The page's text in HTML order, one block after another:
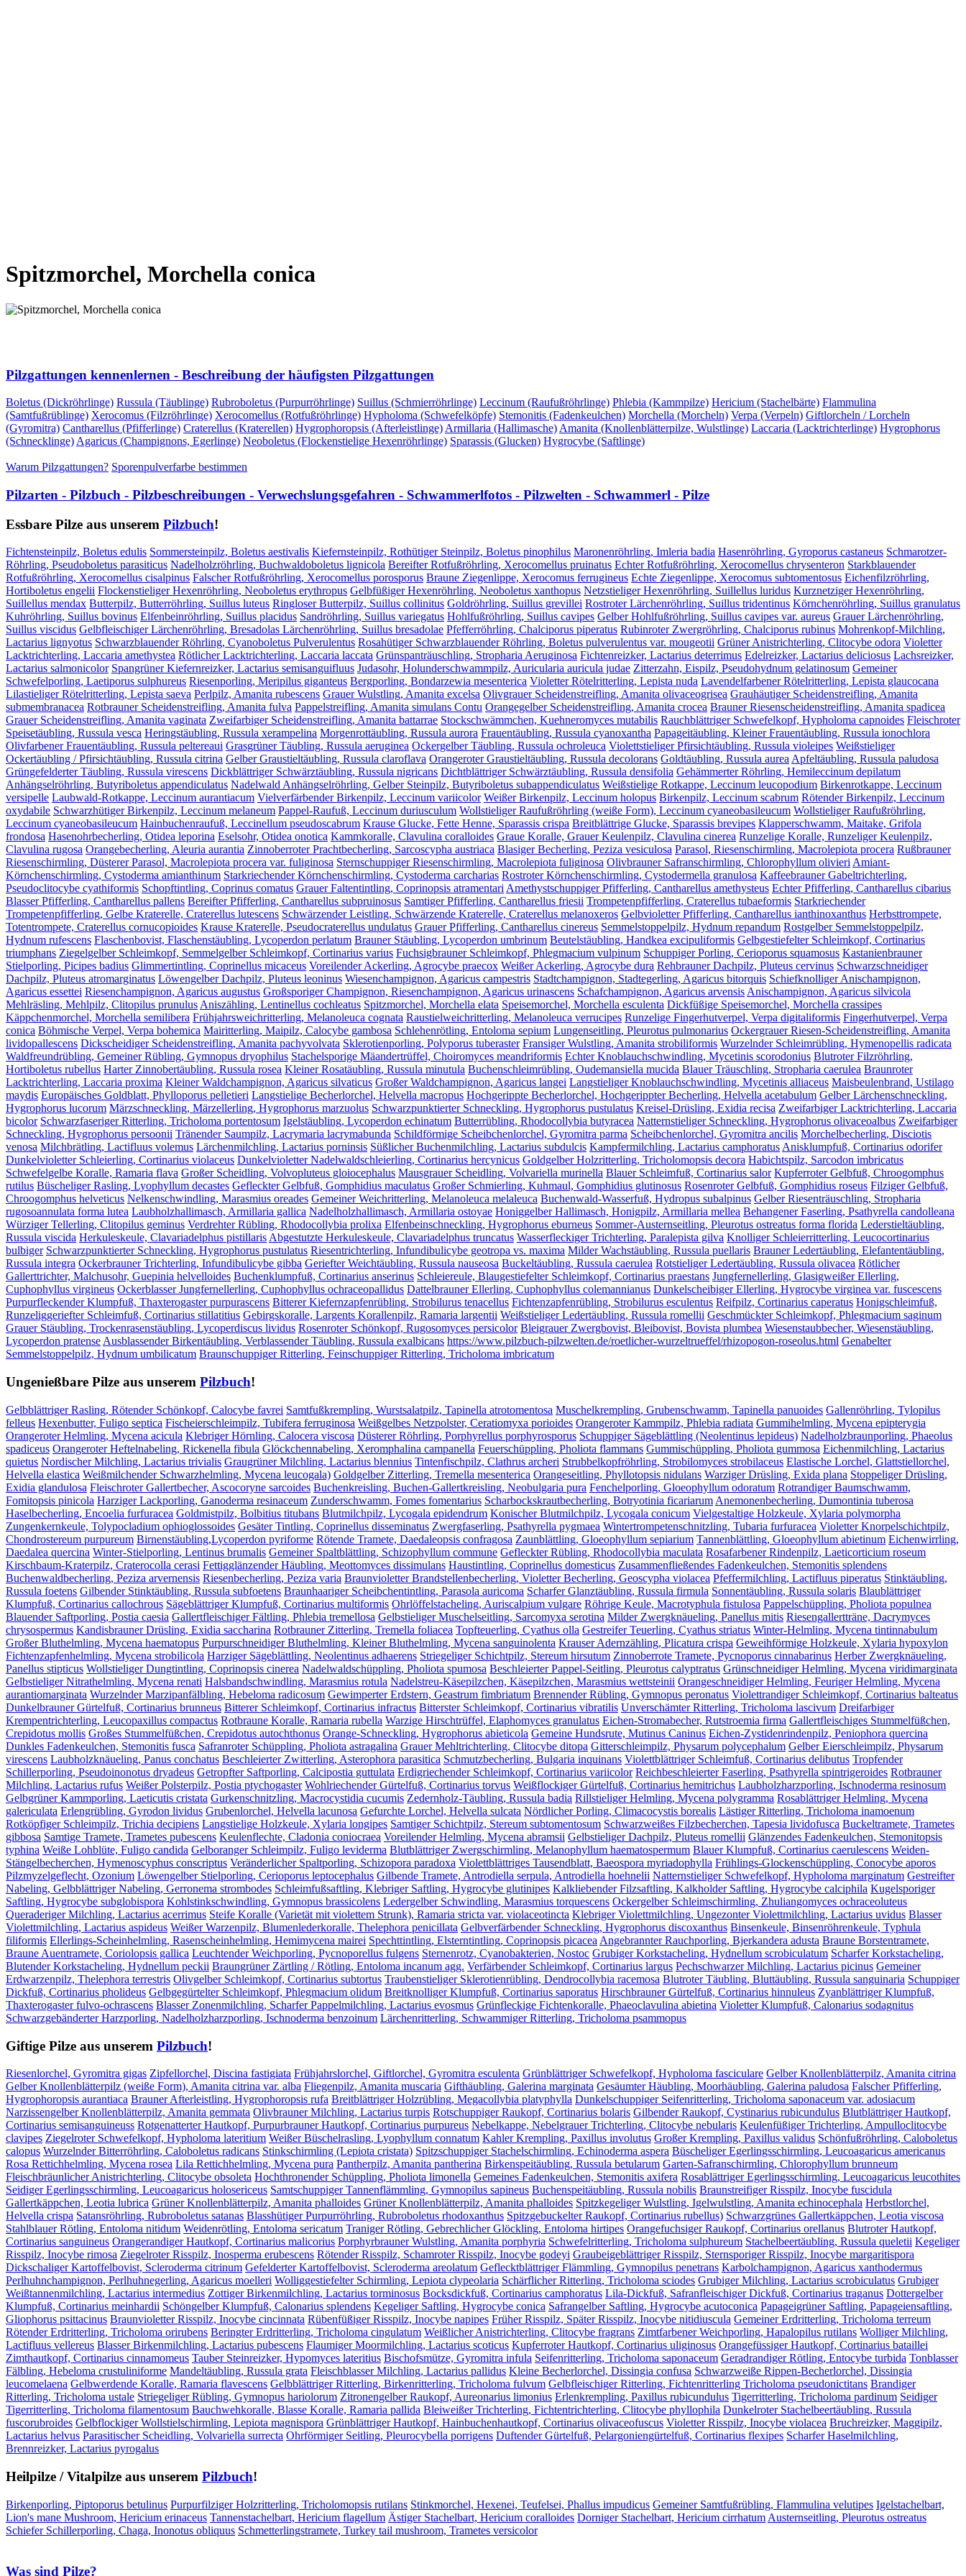
Spitzmorchel, Morchella conica
Pilzgattungen kennenlernen - Beschreibung der häufigsten Pilzgattungen
Boletus (Dickröhrlinge) Russula (Täublinge) Rubroboletus (Purpurröhrlinge) Suillus (Schmierröhrlinge) Leccinum (Raufußröhrlinge) Phlebia (Kammpilze) Hericium (Stachelbärte) Flammulina
(Samtfußrüblinge) Xerocomus (Filzröhrlinge) Xerocomellus (Rotfußröhrlinge) Hypholoma (Schwefelköpfe) Stemonitis (Fadenkeulchen) Morchella (Morcheln) Verpa (Verpeln) Giftlorcheln / Lorcheln
(Gyromitra) Cantharellus (Pfifferlinge) Craterellus (Kraterellen) Hygrophoropsis (Afterleistlinge) Armillaria (Hallimasche) Amanita (Knollenblätterpilze, Wulstlinge) Laccaria (Lacktrichterlinge) Hygrophorus
(Schnecklinge) Agaricus (Champignons, Egerlinge) Neoboletus (Flockenstielige Hexenröhrlinge) Sparassis (Glucken) Hygrocybe (Saftlinge)
Warum Pilzgattungen? Sporenpulverfarbe bestimmen
Pilzarten - Pilzbuch - Pilzbeschreibungen - Verwechslungsgefahren - Schwammerlfotos - Pilzwelten - Schwammerl - Pilze
Essbare Pilze aus unserem Pilzbuch!
Fichtensteinpilz, Boletus edulis Sommersteinpilz, Boletus aestivalis Kiefernsteinpilz, Rothütiger Steinpilz, Boletus pinophilus Maronenröhrling, Imleria badia Hasenröhrling, Gyroporus castaneus Schmarotzer-
Röhrling, Pseudoboletus parasiticus Nadelholzröhrling, Buchwaldoboletus lignicola Bereifter Rotfußröhrling, Xerocomellus pruinatus Echter Rotfußröhrling, Xerocomellus chrysenteron Starkblauender
Rotfußröhrling, Xerocomellus cisalpinus Falscher Rotfußröhrling, Xerocomellus porosporus Braune Ziegenlippe, Xerocomus ferrugineus Echte Ziegenlippe, Xerocomus subtomentosus Eichenfilzröhrling,
Hortiboletus engelii Flockenstieliger Hexenröhrling, Neoboletus erythropus Gelbfüßiger Hexenröhrling, Neoboletus xanthopus Netzstieliger Hexenröhrling, Suillellus luridus Kurznetziger Hexenröhrling,
Suillellus mendax Butterpilz, Butterröhrling, Suillus luteus Ringloser Butterpilz, Suillus collinitus Goldröhrling, Suillus grevillei Rostroter Lärchenröhrling, Suillus tridentinus Körnchenröhrling, Suillus granulatus
Kuhröhrling, Suillus bovinus Elfenbeinröhrling, Suillus placidus Sandröhrling, Suillus variegatus Hohlfußröhrling, Suillus cavipes Gelber Hohlfußröhrling, Suillus cavipes var. aureus Grauer Lärchenröhrling,
Suillus viscidus Gelbfleischiger Lärchenröhrling, Bresadolas Lärchenröhrling, Suillus bresadolae Pfefferröhrling, Chalciporus piperatus Rubinroter Zwergröhrling, Chalciporus rubinus Mohrenkopf-Milchling,
Lactarius lignyotus Schwarzblauender Röhrling, Cyanoboletus Pulverulentus Rosahütiger Schwarzblauender Röhrling, Boletus pulverulentus var. mougeotii Grüner Anistrichterling, Clitocybe odora Violetter
Lacktrichterling, Laccaria amethystea Rötlicher Lacktrichterling, Laccaria laccata Grünspanträuschling, Stropharia Aeruginosa Fichtenreizker, Lactarius deterrimus Edelreizker, Lactarius deliciosus Lachsreizker,
Lactarius salmonicolor Spangrüner Kiefernreizker, Lactarius semisanguifluus Judasohr, Holunderschwammpilz, Auricularia auricula judae Zitterzahn, Eispilz, Pseudohydnum gelatinosum Gemeiner
Schwefelporling, Laetiporus sulphureus Riesenporling, Meripilus giganteus Bergporling, Bondarzewia mesenterica Violetter Rötelritterling, Lepista nuda Lavendelfarbener Rötelritterling, Lepista glaucocana
Lilastieliger Rötelritterling, Lepista saeva Perlpilz, Amanita rubescens Grauer Wulstling, Amanita excelsa Olivgrauer Scheidenstreifling, Amanita olivaceogrisea Grauhäutiger Scheidenstreifling, Amanita
submembranacea Rotbrauner Scheidenstreifling, Amanita fulva Pappelstreifling, Amanita simulans Contu Orangegelber Scheidenstreifling, Amanita crocea Brauner Riesenscheidenstreifling, Amanita spadicea
Grauer Scheidenstreifling, Amanita vaginata Zweifarbiger Scheidenstreifling, Amanita battarrae Stockschwämmchen, Kuehneromyces mutabilis Rauchblättriger Schwefelkopf, Hypholoma capnoides Fleischroter
Speisetäubling, Russula vesca Heringstäubling, Russula xerampelina Morgenrottäubling, Russula aurora Frauentäubling, Russula cyanoxantha Papageitäubling, Kleiner Frauentäubling, Russula ionochlora
Olivfarbener Frauentäubling, Russula peltereaui Grasgrüner Täubling, Russula aeruginea Ockergelber Täubling, Russula ochroleuca Violettstieliger Pfirsichtäubling, Russula violeipes Weißstieliger
Ockertäubling / Pfirsichtäubling, Russula citrina Gelber Graustieltäubling, Russula claroflava Orangeroter Graustieltäubling, Russula decolorans Goldtäubling, Russula aureaApfeltäubling, Russula paludosa
Grüngefelderter Täubling, Russula virescens Dickblättriger Schwärztäubling, Russula nigricans Dichtblättriger Schwärztäubling, Russula densifolia Gehämmerter Röhrling, Hemileccinum depilatum
Anhängselröhrling, Butyriboletus appendiculatus Nadelwald Anhängselröhrling, Gelber Steinpilz, Butyriboletus subappendiculatus Weißstielige Rotkappe, Leccinum leucopodium Birkenrotkappe, Leccinum
versipelle Laubwald-Rotkappe, Leccinum aurantiacum Vielverfärbender Birkenpilz, Leccinum variicolor Weißer Birkenpilz, Leccinum holopus Birkenpilz, Leccinum scabrum Rötender Birkenpilz, Leccinum
oxydabile Schwarzhütiger Birkenpilz, Leccinum melaneum Pappel-Raufuß, Leccinum duriusculum Wollstieliger Raufußröhrling (weiße Form), Leccinum cyaneobasileucum Wollstieliger Raufußröhrling,
Leccinum cyaneobasileucum Hainbuchenraufuß, Leccinellum pseudoscabrum Krause Glucke, Fette Henne, Sparassis crispa Breitblättrige Glucke, Sparassis brevipes Klapperschwamm, Maitake, Grifola
frondosa Hasenohrbecherling, Otidea leporina Eselsohr, Otidea onotica Kammkoralle, Clavulina coralloides Graue Koralle, Grauer Keulenpilz, Clavulina cinerea Runzelige Koralle, Runzeliger Keulenpilz,
Clavulina rugosa Orangebecherling, Aleuria aurantia Zinnoberroter Prachtbecherling, Sarcoscypha austriaca Blasiger Becherling, Peziza vesiculosa Parasol, Riesenschirmling, Macrolepiota procera Rußbrauner
Riesenschirmling, Düsterer Parasol, Macrolepiota procera var. fuliginosa Sternschuppiger Riesenschirmling, Macrolepiota fuliginosa Olivbrauner Safranschirmling, Chlorophyllum olivieriAmiant-
Körnchenschirmling, Cystoderma amianthinum Starkriechender Körnchenschirmling, Cystoderma carcharias Rostroter Körnchenschirmling, Cystodermella granulosa Kaffeebrauner Gabeltrichterling,
Pseudoclitocybe cyathiformis Schopftintling, Coprinus comatus Grauer Faltentintling, Coprinopsis atramentariAmethystschuppiger Pfifferling, Cantharellus amethysteus Echter Pfifferling, Cantharellus cibarius
Blasser Pfifferling, Cantharellus pallens Bereifter Pfifferling, Cantharellus subpruinosus Samtiger Pfifferling, Cantharellus friesii Trompetenpfifferling, Craterellus tubaeformis Starkriechender
Trompetenpfifferling, Gelbe Kraterelle, Craterellus lutescens Schwärzender Leistling, Schwärzende Kraterelle, Craterellus melanoxeros Gelbvioletter Pfifferling, Cantharellus ianthinoxanthus Herbsttrompete,
Totentrompete, Craterellus cornucopioides Krause Kraterelle, Pseudocraterellus undulatus Grauer Pfifferling, Cantharellus cinereus Semmelstoppelpilz, Hydnum repandum Rostgelber Semmelstoppelpilz,
Hydnum rufescens Flaschenbovist, Flaschenstäubling, Lycoperdon perlatum Brauner Stäubling, Lycoperdon umbrinum Beutelstäubling, Handkea excipuliformis Gelbgestiefelter Schleimkopf, Cortinarius
triumphans Ziegelgelber Schleimkopf, Semmelgelber Schleimkopf, Cortinarius varius Fuchsigbrauner Schleimkopf, Phlegmacium vulpinum Schuppiger Porling, Cerioporus squamosus Kastanienbrauner
Stielporling, Picipes badius Glimmertintling, Coprinellus micaceus Voreilender Ackerling, Agrocybe praecox Weißer Ackerling, Agrocybe dura Rehbrauner Dachpilz, Pluteus cervinus Schwarzschneidiger
Dachpilz, Pluteus atromarginatus Löwengelber Dachpilz, Pluteus leoninus Wiesenchampignon, Agaricus campestris Stadtchampignon, Stadtegerling, Agaricus bitorquis Schiefknolliger Anischampignon,
Agaricus essettei Riesenchampignon, Agaricus augustus Großsporiger Champignon, Riesenchampignon, Agaricus urinascens Schafchampignon, Agaricus arvensisAnischampignon, Agaricus silvicola
Mehlräsling, Mehlpilz, Clitopilus prunulusAniszähling, Lentinellus cochleatus Spitzmorchel, Morchella elata Speisemorchel, Morchella esculenta Dickfüßige Speisemorchel, Morchella crassipes
Käppchenmorchel, Morchella semilibera Frühjahrsweichritterling, Melanoleuca cognata Raustielweichritterling, Melanoleuca verrucipes Runzelige Fingerhutverpel, Verpa digitaliformis Fingerhutverpel, Verpa
conica Böhmische Verpel, Verpa bohemica Mairitterling, Maipilz, Calocybe gambosa Schlehenrötling, Entoloma sepium Lungenseitling, Pleurotus pulmonarius Ockergrauer Riesen-Scheidenstreifling, Amanita
lividopallescens Dickscheidiger Scheidenstreifling, Amanita pachyvolvata Sklerotienporling, Polyporus tuberaster Fransiger Wulstling, Amanita strobiliformis Wurzelnder Schleimrübling, Hymenopellis radicata
Waldfreundrübling, Gemeiner Rübling, Gymnopus dryophilus Stachelsporige Mäandertrüffel, Choiromyces meandriformis Echter Knoblauchschwindling, Mycetinis scorodonius Blutroter Filzröhrling,
Hortiboletus rubellus Harter Zinnobertäubling, Russula rosea Kleiner Rosatäubling, Russula minutula Buchenschleimrübling, Oudemansiella mucida Blauer Träuschling, Stropharia caerulea Braunroter
Lacktrichterling, Laccaria proxima Kleiner Waldchampignon, Agaricus silvaticus Großer Waldchampignon, Agaricus langei Langstieliger Knoblauchschwindling, Mycetinis alliaceus Maisbeulenbrand, Ustilago
maydis Europäisches Goldblatt, Phylloporus pelletieri Langstielige Becherlorchel, Helvella macropus Hochgerippte Becherlorchel, Hochgerippter Becherling, Helvella acetabulum Gelber Lärchenschneckling,
Hygrophorus lucorum Märzschneckling, Märzellerling, Hygrophorus marzuolus Schwarzpunktierter Schneckling, Hygrophorus pustulatus Kreisel-Drüsling, Exidia recisa Zweifarbiger Lacktrichterling, Laccaria
bicolor Schwarzfaseriger Ritterling, Tricholoma portentosum Igelstäubling, Lycoperdon echinatum Butterrübling, Rhodocollybia butyracea Natternstieliger Schneckling, Hygrophorus olivaceoalbus Zweifarbiger
Schneckling, Hygrophorus persoonii Tränender Saumpilz, Lacrymaria lacrymabunda Schildförmige Scheibchenlorchel, Gyromitra parma Scheibchenlorchel, Gyromitra ancilis Morchelbecherling, Disciotis
venosa Milchbrätling, Lactifluus volemus Lärchenmilchling, Lactarius porninsis Süßlicher Buchenmilchling, Lactarius subdulcis Kampfermilchling, Lactarius camphoratusAnisklumpfuß, Cortinarius odorifer
Dunkelvioletter Schleierling, Cortinarius violaceus Dunkelvioletter Nadelwaldschleierling, Cortinarius hercynicus Goldgelber Holzritterling, Tricholomopsis decora Habichtspilz, Sarcodon imbricatus
Schwefelgelbe Koralle, Ramaria flava Großer Scheidling, Volvopluteus gloiocephalus Mausgrauer Scheidling, Volvariella murinella Blauer Schleimfuß, Cortinarius salor Kupferroter Gelbfuß, Chroogomphus
rutilus Büscheliger Rasling, Lyophyllum decastes Gefleckter Gelbfuß, Gomphidius maculatus Großer Schmierling, Kuhmaul, Gomphidius glutinosus Rosenroter Gelbfuß, Gomphidius roseus Filziger Gelbfuß,
Chroogomphus helveticus Nelkenschwindling, Marasmius oreades Gemeiner Weichritterling, Melanoleuca melaleuca Buchenwald-Wasserfuß, Hydropus subalpinus Gelber Riesenträuschling, Stropharia
rugosoannulata forma lutea Laubholzhallimasch, Armillaria gallica Nadelholzhallimasch, Armillaria ostoyae Honiggelber Hallimasch, Honigpilz, Armillaria mellea Behangener Faserling, Psathyrella candolleana
Würziger Tellerling, Clitopilus geminus Verdrehter Rübling, Rhodocollybia prolixa Elfenbeinschneckling, Hygrophorus eburneus Sommer-Austernseitling, Pleurotus ostreatus forma florida Lederstieltäubling,
Russula viscida Herkuleskeule, Clavariadelphus pistillarisAbgestutzte Herkuleskeule, Clavariadelphus truncatus Wasserfleckiger Trichterling, Paralepista gilva Knolliger Schleierritterling, Leucocortinarius
bulbiger Schwarzpunktierter Schneckling, Hygrophorus pustulatus Riesentrichterling, Infundibulicybe geotropa vs. maxima Milder Wachstäubling, Russula puellaris Brauner Ledertäubling, Elefantentäubling,
Russula integra Ockerbrauner Trichterling, Infundibulicybe gibba Geriefter Weichtäubling, Russula nauseosa Buckeltäubling, Russula caerulea Rotstieliger Ledertäubling, Russula olivacea Rötlicher
Gallerttrichter, Malchusohr, Guepinia helvelloides Buchenklumpfuß, Cortinarius anserinus Schleiereule, Blaugestiefelter Schleimkopf, Cortinarius praestans Jungfernellerling, Glasigweißer Ellerling,
Cuphophyllus virgineus Ockerblasser Jungfernellerling, Cuphophyllus ochraceopallidus Dattelbrauner Ellerling, Cuphophyllus colemannianus Dunkelscheibiger Ellerling, Hygrocybe virginea var. fuscescens
Purpurfleckender Klumpfuß, Thaxterogaster purpurascens Bitterer Kiefernzapfenrübling, Strobilurus tenacellus Fichtenzapfenrübling, Strobilurus esculentus Reifpilz, Cortinarius caperatus Honigschleimfuß,
Runzeliggeriefter Schleimfuß, Cortinarius stillatitius Gebirgskoralle, Largents Korallenpilz, Ramaria largentii Weißstieliger Ledertäubling, Russula romellii Geschmückter Schleimkopf, Phlegmacium saginum
Grauer Stäubling, Trockenrasenstäubling, Lycoperdiscus lividus Rosenroter Schönkopf, Rugosomyces persicolor Bleigrauer Zwergbovist, Bleibovist, Bovista plumbea Wiesenstaubbecher, Wiesenstäubling,
Lycoperdon pratenseAusblassender Birkentäubling, Verblassender Täubling, Russula exalbicans https://www.pilzbuch-pilzwelten.de/roetlicher-wurzeltrueffel/rhizopogon-roseolus.html Genabelter
Semmelstoppelpilz, Hydnum umbilicatum Braunschuppiger Ritterling, Feinschuppiger Ritterling, Tricholoma imbricatum
Ungenießbare Pilze aus unserem Pilzbuch!
Gelbblättriger Rasling, Rötender Schönkopf, Calocybe favrei Samtfußkrempling, Wurstsalatpilz, Tapinella atrotomentosa Muschelkrempling, Grubenschwamm, Tapinella panuoides Gallenröhrling, Tylopilus
felleus Hexenbutter, Fuligo septica Fischeierschleimpilz, Tubifera ferruginosa Weißgelbes Netzpolster, Ceratiomyxa porioides Orangeroter Kammpilz, Phlebia radiata Gummihelmling, Mycena epipterygia
Orangeroter Helmling, Mycena acicula Klebriger Hörnling, Calocera viscosa Düsterer Röhrling, Porphyrellus porphyrosporus Schuppiger Sägeblättling (Neolentinus lepideus) Nadelholzbraunporling, Phaeolus
spadiceus Orangeroter Heftelnabeling, Rickenella fibula Glöckchennabeling, Xeromphalina campanella Feuerschüppling, Pholiota flammans Gummischüppling, Pholiota gummosa Eichenmilchling, Lactarius
quietus Nordischer Milchling, Lactarius trivialis Graugrüner Milchling, Lactarius blennius Tintenfischpilz, Clathrus archeri Strubbelkopfröhrling, Strobilomyces strobilaceus Elastische Lorchel, Glattstiellorchel,
Helvella elastica Weißmilchender Schwarzhelmling, Mycena leucogala) Goldgelber Zitterling, Tremella mesenterica Orangeseitling, Phyllotopsis nidulans Warziger Drüsling, Exida plana Stoppeliger Drüsling,
Exidia glandulosa Fleischroter Gallertbecher, Ascocoryne sarcoides Buchenkreisling, Buchen-Gallertkreisling, Neobulgaria pura Fenchelporling, Gloeophyllum odoratum Rotrandiger Baumschwamm,
Fomitopsis pinicola Harziger Lackporling, Ganoderma resinaceum Zunderschwamm, Fomes fomentarius Scharbockskrautbecherling, Botryotinia ficariarum Anemonenbecherling, Dumontinia tuberosa
Haselbecherling, Encoelia furfuracea Goldmistpilz, Bolbitius titubans Blutmilchpilz, Lycogala epidendrum Konischer Blutmilchpilz, Lycogala conicum Vielgestaltige Holzkeule, Xylaria polymorpha
Zungenkernkeule, Tolypocladium ophioglossoides Gesäter Tintling, Coprinellus disseminatus Zwergfaserling, Psathyrella pygmaea Wintertrompetenschnitzling, Tubaria furfuracea Violetter Knorpelschichtpilz,
Chondrostereum purpureum Birnenstäubling,Lycoperdon pyriforme Rötende Tramete, Daedaleopsis confragosa Zaunblättling, Gloeophyllum sepiarium Tannenblättling, Gloeophyllum abietinum Eichenwirrling,
Daedalea quercina Winter-Stielporling, Lentinus brumalis Gemeiner Spaltblättling, Schizophyllum commune Gefleckter Rübling, Rhodocollybia maculata Rosafarbener Rindenpilz, Laeticorticium roseum
Kirschbaum-Kraterpilz, Craterocolla cerasi Fettigglänzender Häubling, Meottomyces dissimulans Haustintling, Coprinellus domesticus Zusammenfließendes Fadenkeulchen, Stemonitis splendens
Buchenwaldbecherling, Peziza arvernensis Riesenbecherling, Peziza varia Braunvioletter Brandstellenbecherling, Violetter Becherling, Geoscypha violacea Pfeffermilchling, Lactifluus piperatus Stinktäubling,
Russula foetens Gilbender Stinktäubling, Russula subfoetens Braunhaariger Scheibchentintling, Parasola auricoma Scharfer Glanztäubling, Russula firmula Sonnentäubling, Russula solaris Blaublättriger
Klumpfuß, Cortinarius callochrous Sägeblättriger Klumpfuß, Cortinarius multiformis Ohrlöffelstacheling, Auriscalpium vulgare Röhrige Keule, Macrotyphula fistulosa Pappelschüppling, Pholiota populnea
Blauender Saftporling, Postia caesia Gallertfleischiger Fältling, Phlebia tremellosa Gelbstieliger Muschelseitling, Sarcomyxa serotina Milder Zwergknäueling, Panellus mitis Riesengallertträne, Dacrymyces
chrysospermus Kandisbrauner Drüsling, Exidia saccharina Rotbrauner Zitterling, Tremella foliacea Topfteuerling, Cyathus olla Gestreifer Teuerling, Cyathus striatus Winter-Helmling, Mycena tintinnabulum
Großer Bluthelmling, Mycena haematopus Purpurschneidiger Bluthelmling, Kleiner Bluthelmling, Mycena sanguinolenta Krauser Adernzähling, Plicatura crispa Geweihförmige Holzkeule, Xylaria hypoxylon
Fichtenzapfenhelmling, Mycena strobilicola Harziger Sägeblättling, Neolentinus adhaerens Striegeliger Schichtpilz, Stereum hirsutum Zinnoberrote Tramete, Pycnoporus cinnabarinus Herber Zwergknäueling,
Panellus stipticus Wollstieliger Dungtintling, Coprinopsis cinerea Nadelwaldschüppling, Pholiota spumosa Beschleierter Pappel-Seitling, Pleurotus calyptratus Grünschneidiger Helmling, Mycena viridimarginata
Gelbstieliger Nitrathelmling, Mycena renati Halsbandschwindling, Marasmius rotula Nadelstreu-Käsepilzchen, Käsepilzchen, Marasmius wettsteinii Orangeschneidiger Helmling, Feuriger Helmling, Mycena
aurantiomarginata Wurzelnder Marzipanfälbling, Hebeloma radicosum Gewimperter Erdstern, Geastrum fimbriatum Brennender Rübling, Gymnopus peronatus Violettrandiger Schleimkopf, Cortinarius balteatus
Dunkelbrauner Gürtelfuß, Cortinarius brunneus Bitterer Schleimkopf, Cortinarius infractus Bitterster Schleimkopf, Cortinarius vibratilis Unverschämter Ritterling, Tricholoma lascivum Dreifarbiger
Krempentrichterling, Leucopaxillus compactus Rotbraune Koralle, Ramaria rubella Warzige Hirschtrüffel, Elaphomyces granulatus Eichen-Stromabecher, Rutstroemia firma Gallertfleischiges Stummelfüßchen,
Crepidotus mollis Großes Stummelfüßchen, Crepidotus autochthonus Orange-Schneckling, Hygrophorus abieticola Gemeine Hundsrute, Mutinus Caninus Eichen-Zystidenrindenpilz, Peniophora quercina
Dunkles Fadenkeulchen, Stemonitis fusca Safranroter Schüppling, Pholiota astragalina Grauer Mehltrichterling, Clitocybe ditopa Gitterschleimpilz, Physarum polycephalum Gelber Eierschleimpilz, Physarum
virescens Laubholzknäueling, Panus conchatus Beschleierter Zwitterling, Asterophora parasitica Schmutzbecherling, Bulgaria inquinans Violettblättriger Schleimfuß, Cortinarius delibutus Tropfender
Schillerporling, Pseudoinonotus dryadeus Getropfter Saftporling, Calcipostia guttulata Erdigriechender Schleimkopf, Cortinarius variicolor Reichbeschleierter Faserling, Psathyrella spintrigeroides Rotbrauner
Milchling, Lactarius rufus Weißer Polsterpilz, Postia ptychogaster Wohlriechender Gürtelfuß, Cortinarius torvus Weißflockiger Gürtelfuß, Cortinarius hemitrichus Laubholzharzporling, Ischnoderma resinosum
Gelbgrüner Kammporling, Laeticutis cristata Gurkenschnitzling, Macrocystidia cucumis Zedernholz-Täubling, Russula badia Rillstieliger Helmling, Mycena polygramma Rosablättriger Helmling, Mycena
galericulata Erlengrübling, Gyrodon lividus Grubenlorchel, Helvella lacunosa Gefurchte Lorchel, Helvella sulcata Nördlicher Porling, Climacocystis borealis Lästiger Ritterling, Tricholoma inamoenum
Rotköpfiger Schleimpilz, Trichia decipiens Langstielige Holzkeule, Xylaria longipes Samtiger Schichtpilz, Stereum subtomentosum Schwarzweißes Filzbecherchen, Tapesia lividofusca Buckeltramete, Trametes
gibbosa Samtige Tramete, Trametes pubescens Keulenflechte, Cladonia coniocraea Voreilender Helmling, Mycena abramsii Gelbstieliger Dachpilz, Pluteus romellii Glänzendes Fadenkeulchen, Stemonitopsis
typhina Weiße Lohblüte, Fuligo candida Gelboranger Schleimpilz, Fuligo leviderma Blutblättriger Zwergschirmling, Melanophyllum haematospermum Blauer Klumpfuß, Cortinarius caerulescens Weiden-
Stängelbecherchen, Hymenoscyphus conscriptus Veränderlicher Spaltporling, Schizopora paradoxa Violettblättriges Tausendblatt, Baeospora myriadophylla Frühlings-Glockenschüppling, Conocybe aporos
Pilzmyzelgeflecht, Ozonium Löwengelber Stielporling, Cerioporus leptocephalus Gilbende Tramete, Antrodiella serpula, Antrodiella hoehnelii Natternstieliger Schwefelkopf, Hypholoma marginatum Gestreifter
Nabeling, Gelbblättriger Nabeling, Gerronema strombodes Schleimfußsaftling, Klebriger Saftling, Hygrocybe glutinipes Kalkliebender Filzsaftling, Kalkholder Saftling, Hygrocybe calciphila Kugelsporiger
Saftling, Hygrocybe subglobispora Kohlstinkschwindling, Gymnopus brassicolens Ledergelber Schwindling, Marasmius torquescens Ockergelber Schleimschirmling, Zhuliangomyces ochraceoluteus
Queraderiger Milchling, Lactarius acerrimus Steife Koralle (Varietät mit violettem Strunk), Ramaria stricta var. violaceotincta Klebriger Violettmilchling, Ungezonter Violettmilchling, Lactarius uvidus Blasser
Violettmilchling, Lactarius aspideus Weißer Warzenpilz, Blumenlederkoralle, Thelephora penicillata Gelbverfärbender Schneckling, Hygrophorus discoxanthus Binsenkeule, Binsenröhrenkeule, Typhula
filiformis Ellerlings-Scheinhelmling, Rasenscheinhelmling, Hemimycena mairei Spechttintling, Elsterntintling, Coprinopsis picacea Angebrannter Rauchporling, Bjerkandera adusta Braune Borstentramete,
Braune Auentramete, Coriolopsis gallica Leuchtender Weichporling, Pycnoporellus fulgens Sternenrotz, Cyanobakterien, Nostoc Grubiger Korkstacheling, Hydnellum scrobiculatum Scharfer Korkstacheling,
Blutender Korkstacheling, Hydnellum peckii Braungrüner Zärtling / Rötling, Entoloma incanum agg. Verfärbender Schleimkopf, Cortinarius largus Pechschwarzer Milchling, Lactarius picinus Gemeiner
Erdwarzenpilz, Thelephora terrestris Olivgelber Schleimkopf, Cortinarius subtortus Traubenstieliger Sklerotienrübling, Dendrocollybia racemosa Blutroter Täubling, Bluttäubling, Russula sanguinaria Schuppiger
Dickfuß, Cortinarius pholideus Gelbgegürtelter Schleimkopf, Phlegmacium olidum Breitknolliger Klumpfuß, Cortinarius saporatus Hirschbrauner Gürtelfuß, Cortinarius hinnuleus Zyanblättriger Klumpfuß,
Thaxterogaster fulvo-ochrascens Blasser Zonenmilchling, Scharfer Pappelmilchling, Lactarius evosmus Grünfleckige Fichtenkoralle, Phaeoclavulina abietina Violetter Klumpfuß, Calonarius sodagnitus
Schwarzgebänderter Harzporling, Nadelholzharzporling, Ischnoderma benzoinum Lärchenritterling, Schwammiger Ritterling, Tricholoma psammopus
Giftige Pilze aus unserem Pilzbuch!
Riesenlorchel, Gyromitra gigas Zipfellorchel, Discina fastigiata Frühjahrslorchel, Giftlorchel, Gyromitra esculenta Grünblättriger Schwefelkopf, Hypholoma fasciculare Gelber Knollenblätterpilz, Amanita citrina
Gelber Knollenblätterpilz (weiße Form), Amanita citrina var. alba Fliegenpilz, Amanita muscaria Gifthäubling, Galerina marginata Gesäumter Häubling, Moorhäubling, Galerina paludosa Falscher Pfifferling,
Hygrophoropsis aurantiaca Brauner Afterleistling, Hygrophoropsis rufa Breitblättriger Holzrübling, Megacollybia platyphylla Dunkelschuppiger Seifenritterling, Tricholoma saponaceum var. adosiacum
Narzissengelber Knollenblätterpilz, Amanita gemmata Olivbrauner Milchling, Lactarius turpis Rotschuppiger Raukopf, Cortinarius bolaris Gilbender Raukopf, Cystinarius rubicundulus Blutblättriger Hautkopf,
Cortinarius semisanguineuss Rotgenatterter Hautkopf, Purpurbrauner Hautkopf, Cortinarius purpureus Nebelkappe, Nebelgrauer Trichterling, Clitocybe nebularis Keulenfüßiger Trichterling, Ampulloclitocybe
clavipes Ziegelroter Schwefelkopf, Hypholoma lateritium Weißer Büschelrasling, Lyophyllum connatum Kahler Krempling, Paxillus involutus Großer Krempling, Paxillus validus Schönfußröhrling, Caloboletus
calopus Wurzelnder Bitterröhrling, Caloboletus radicans Stinkschirmling (Lepiota cristata) Spitzschuppiger Stachelschirmling, Echinoderma aspera Büscheliger Egerlingsschirmling, Leucoagaricus americanus
Rosa Rettichhelmling, Mycena rosea Lila Rettichhelmling, Mycena pura Pantherpilz, Amanita pantherina Birkenspeitäubling, Russula betularum Garten-Safranschirmling, Chlorophyllum brunneum
Fleischbräunlicher Anistrichterling, Clitocybe obsoleta Hochthronender Schüppling, Pholiota limonella Gemeines Fadenkeulchen, Stemonitis axifera Rosablättriger Egerlingsschirmling, Leucoagaricus leucothites
Seidiger Egerlingsschirmling, Leucoagaricus holosericeus Samtschuppiger Tannenflämmling, Gymnopilus sapineus Buchenspeitäubling, Russula nobilis Braunstreifiger Risspilz, Inocybe fuscidula
Gallertkäppchen, Leotia lubrica Grüner Knollenblätterpilz, Amanita phalloides Grüner Knollenblätterpilz, Amanita phalloides Spitzkegeliger Wulstling, Igelwulstling, Amanita echinocephala Herbstlorchel,
Helvella crispa Satansröhrling, Rubroboletus satanas Blasshütiger Purpurröhrling, Rubroboletus rhodoxanthus Spitzgebuckelter Raukopf, Cortinarius rubellus) Schwarzgrünes Gallertkäppchen, Leotia viscosa
Stahlblauer Rötling, Entoloma nitidum Weidenrötling, Entoloma sericatum Traniger Rötling, Gebrechlicher Glöckling, Entoloma hirtipes Orangefuchsiger Raukopf, Cortinarius orellanus Blutroter Hautkopf,
Cortinarius sanguineus Orangerandiger Hautkopf, Cortinarius malicorius Porphyrbrauner Wulstling, Amanita porphyria Schwefelritterling, Tricholoma sulphureum Stachelbeertäubling, Russula queletii Kegeliger
Risspilz, Inocybe rimosa Ziegelroter Risspilz, Inosperma erubescens Rötender Risspilz, Schamroter Risspilz, Inocybe godeyi Graubeigeblättriger Risspilz, Sternsporiger Risspilz, Inocybe margaritispora
Dickschaliger Kartoffelbovist, Scleroderma citrinum Gefelderter Kartoffelbovist, Scleroderma areolatum Geflecktblättriger Flämmling, Gymnopilus penetrans Karbolchampignon, Agaricus xanthodermus
Perlhuhnchampignon, Perlhuhnegerling, Agaricus moelleri Wolliggestiefelter Schirmling, Lepiota clypeolaria Schärflicher Ritterling, Tricholoma sciodes Grubiger Milchling, Lactarius scrobiculatus Grubiger
Weißtannenmilchling, Lactarius intermedius Zottiger Birkenmilchling, Lactarius torminosus Bocksdickfuß, Cortinarius camphoratus Lila-Dickfuß, Safranfleischiger Dickfuß, Cortinarius traganus Dottergelber
Klumpfuß, Cortinarius meinhardii Schöngelber Klumpfuß, Calonarius splendens Kegeliger Saftling, Hygrocybe conica Safrangelber Saftling, Hygrocybe acutoconica Papageigrüner Saftling, Papageiensaftling,
Gliophorus psittacinus Braunvioletter Risspilz, Inocybe cincinnata Rübenfüßiger Risspilz, Inocybe napipes Früher Risspilz, Später Risspilz, Inocybe nitidiuscula Gemeiner Erdritterling, Tricholoma terreum
Rötender Erdritterling, Tricholoma orirubens Beringter Erdritterling, Tricholoma cingulatum Weißlicher Anistrichterling, Clitocybe fragrans Zimtfarbener Weichporling, Hapalopilus rutilans Wolliger Milchling,
Lactifluus vellereus Blasser Birkenmilchling, Lactarius pubescens Flaumiger Moormilchling, Lactarius scoticus Kupferroter Hautkopf, Cortinarius uliginosus Orangefüssiger Hautkopf, Cortinarius bataillei
Zimthautkopf, Cortinarius cinnamomeus Tauber Steinreizker, Hypomyces lateritius Bischofsmütze, Gyromitra infula Seifenritterling, Tricholoma saponaceum Geradrandiger Rötling, Entocybe turbida Tonblasser
Fälbling, Hebeloma crustuliniforme Mandeltäubling, Russula grata Fleischblasser Milchling, Lactarius pallidus Kleine Becherlorchel, Dissingia confusa Schwarzweiße Rippen-Becherlorchel, Dissingia
leucomelaena Gelbwerdende Koralle, Ramaria flavescens Gelbblättriger Ritterling, Birkenritterling, Tricholoma fulvum Gelbfleischiger Ritterling, Fichtenritterling Tricholoma pseudonictitans Brandiger
Ritterling, Tricholoma ustale Striegeliger Rübling, Gymnopus hariolorum Zitronengelber Raukopf, Aureonarius limonius Erlenkrempling, Paxillus rubicundulus Tigerritterling, Tricholoma pardinum Seidiger
Tigerritterling, Tricholoma filamentosum Bauchwehkoralle, Blasse Koralle, Ramaria pallida Bleiweißer Trichterling, Fichtentrichterling, Clitocybe phyllophila Dunkelroter Stachelbeertäubling, Russula
fuscorubroides Gelbflockiger Wollstielschirmling, Lepiota magnispora Grünblättriger Hautkopf, Hainbuchenhautkopf, Cortinarius olivaceofuscus Violetter Risspilz, Inocybe violacea Bruchreizker, Maggipilz,
Lactarius helvus Parasitischer Scheidling, Volvariella surrecta Ohrförmiger Seitling, Pleurocybella porrigens Duftender Gürtelfuß, Pelargoniengürtelfuß, Cortinarius flexipes Scharfer Haselmilchling,
Brennreizker, Lactarius pyrogalus
Heilpilze / Vitalpilze aus unserem Pilzbuch!
Birkenporling, Piptoporus betulinus Purpurfilziger Holzritterling, Tricholomopsis rutilans Stinkmorchel, Hexenei, Teufelsei, Phallus impudicus Gemeiner Samtfußrübling, Flammulina velutipes Igelstachelbart,
Lion's mane Mushroom, Hericium erinaceus Tannenstachelbart, Hericium flagellum Ästiger Stachelbart, Hericium coralloides Dorniger Stachelbart, Hericium cirrhatum Austernseitling, Pleurotus ostreatus
Schiefer Schillerporling, Chaga, Inonotus obliquus Schmetterlingstramete, Turkey tail mushroom, Trametes versicolor
Was sind Pilze?